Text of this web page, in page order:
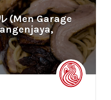
(Men Garage